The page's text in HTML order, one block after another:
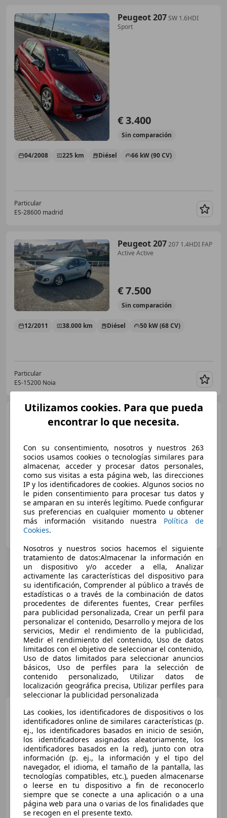
Peugeot 207SW 1.6HDI
Sport
€ 3.400
Sin comparación
04/2008 225 km Diésel 66 kW (90 CV)
Particular
ES-28600 madrid
Peugeot 207207 1.4HDI FAP
Active Active
€ 7.500
Sin comparación
12/2011 38.000 km Diésel 50 kW (68 CV)
Particular
ES-15200 Noia
Peugeot 207 1.6HDI X-Line
€ 1.999
Sin comparación
01/2007 242.000 km Diésel 66 kW (90 CV)
Particular
ES-41807 Espartinas
Peugeot 207 1.4HDI FAP
Active
€ 5.950 1
Sin comparación
02/2012 96.351 km Diésel 50 kW (68 CV)
Utilizamos cookies. Para que pueda
encontrar lo que necesita.
Con su consentimiento, nosotros y nuestros 263
socios usamos cookies o tecnologías similares para
almacenar, acceder y procesar datos personales,
como sus visitas a esta página web, las direcciones
IP y los identificadores de cookies. Algunos socios no
le piden consentimiento para procesar tus datos y
se amparan en su interés legítimo. Puede configurar
sus preferencias en cualquier momento u obtener
más información visitando nuestra Política de
Cookies.
Nosotros y nuestros socios hacemos el siguiente
tratamiento de datos:Almacenar la información en
un dispositivo y/o acceder a ella, Analizar
activamente las características del dispositivo para
su identificación, Comprender al público a través de
estadísticas o a través de la combinación de datos
procedentes de diferentes fuentes, Crear perfiles
para publicidad personalizada, Crear un perfil para
personalizar el contenido, Desarrollo y mejora de los
servicios, Medir el rendimiento de la publicidad,
Medir el rendimiento del contenido, Uso de datos
limitados con el objetivo de seleccionar el contenido,
Uso de datos limitados para seleccionar anuncios
básicos, Uso de perfiles para la selección de
contenido personalizado, Utilizar datos de
localización geográfica precisa, Utilizar perfiles para
seleccionar la publicidad personalizada
Las cookies, los identificadores de dispositivos o los
identificadores online de similares características (p.
ej., los identificadores basados en inicio de sesión,
los identificadores asignados aleatoriamente, los
identificadores basados en la red), junto con otra
información (p. ej., la información y el tipo del
navegador, el idioma, el tamaño de la pantalla, las
tecnologías compatibles, etc.), pueden almacenarse
o leerse en tu dispositivo a fin de reconocerlo
siempre que se conecte a una aplicación o a una
página web para una o varias de los finalidades que
se recogen en el presente texto.